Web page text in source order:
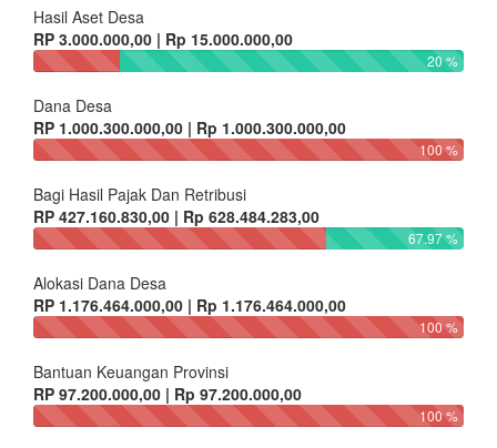
Hasil Aset Desa
RP 3.000.000,00 | Rp 15.000.000,00
20 %
Dana Desa
RP 1.000.300.000,00 | Rp 1.000.300.000,00
100 %
Bagi Hasil Pajak Dan Retribusi
RP 427.160.830,00 | Rp 628.484.283,00
67.97 %
Alokasi Dana Desa
RP 1.176.464.000,00 | Rp 1.176.464.000,00
100 %
Bantuan Keuangan Provinsi
RP 97.200.000,00 | Rp 97.200.000,00
100 %